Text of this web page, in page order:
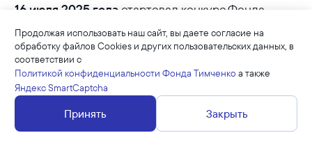
16 июля 2025 года стартовал конкурс Фонда
Тимченко
«Туда, где семья»
выявление эффективных технологий работы с
семьями с детьми в кризисе на малых
территориях.
Больше половины населения России проживает в
малых городах и сёлах, в которых система
поддержки людей, оказавшихся в непростой
Продолжая использовать наш сайт, вы даете согласие на
обработку файлов Cookies и других пользовательских данных, в
соответствии с
Политикой конфиденциальности Фонда Тимченко а также
Яндекс SmartCaptcha
Принять Закрыть